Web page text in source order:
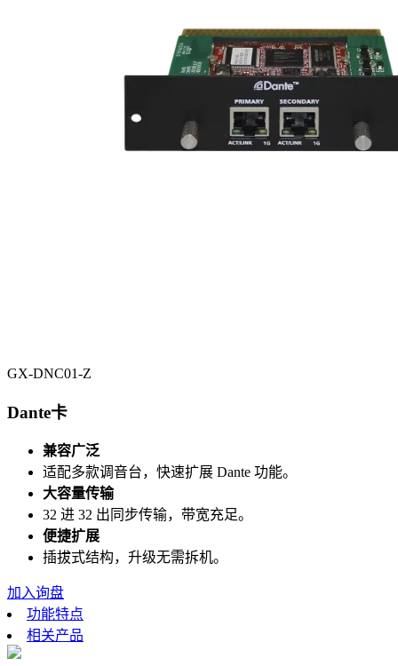
GX-DNC01-Z
Dante卡
兼容广泛
适配多款调音台，快速扩展 Dante 功能。
大容量传输
32 进 32 出同步传输，带宽充足。
便捷扩展
插拔式结构，升级无需拆机。
加入询盘
功能特点
相关产品